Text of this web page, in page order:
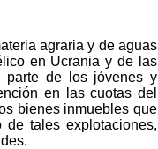
agraria y de aguas
en Ucrania y de las
parte de los jóvenes y
en las cuotas del
bienes inmuebles que
tales explotaciones,